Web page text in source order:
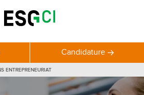
Candidature
ENTREPRENEURIAT